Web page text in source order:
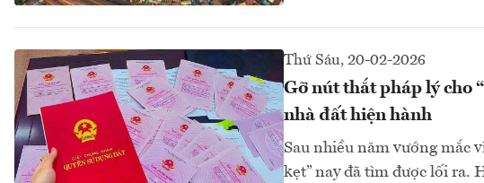
Thứ Sáu, 20-02-2026
Gỡ nút thắt pháp lý cho
nhà đất hiện hành
Sau nhiều năm vướng mắc
kẹt” nay đã tìm được lối ra.